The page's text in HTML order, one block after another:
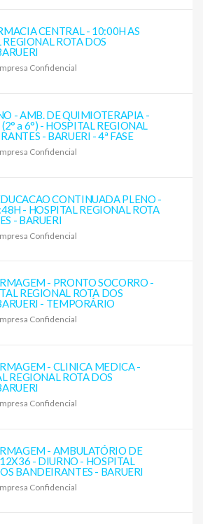
CENTRAL - 10:00H AS
ROTA DOS
Confidencial
- AMB. DE QUIMIOTERAPIA -
a 6°) - HOSPITAL REGIONAL
- BARUERI - 4ª FASE
Confidencial
CONTINUADA PLENO -
- HOSPITAL REGIONAL ROTA
- BARUERI
Confidencial
- PRONTO SOCORRO -
REGIONAL ROTA DOS
- TEMPORÁRIO
Confidencial
- CLINICA MEDICA -
REGIONAL ROTA DOS
Confidencial
- AMBULATÓRIO DE
- DIURNO - HOSPITAL
BANDEIRANTES - BARUERI
Confidencial